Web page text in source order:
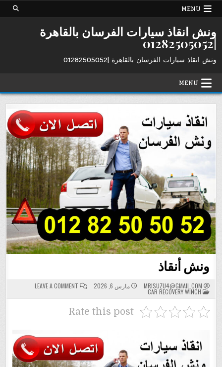
Skip
MENU
ونش انقاذ سيارات الفرسان بالقاهرة
|01282505052
ونش انقاذ سيارات الفرسان بالقاهرة |01282505052
MENU
ونش أنقاذ
MRISUZU4@GMAIL.COM مارس 6, 2026 LEAVE A COMMENT
ON
ونش
أنقاذ
POSTED
IN
CAR RECOVERY WINCH
Rate this post